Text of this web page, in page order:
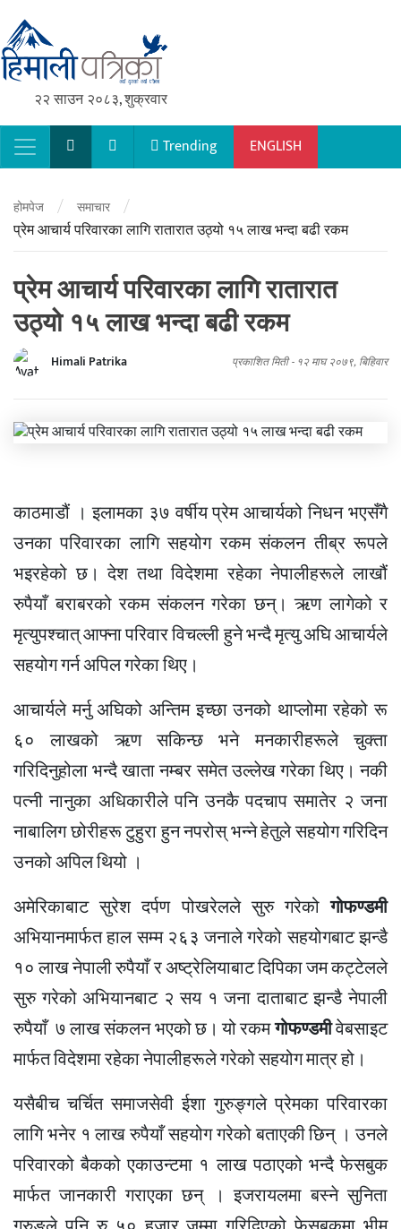
२२ साउन २०८३, शुक्रवार
Main Navigation
Trending ENGLISH
होमपेज / समाचार /
प्रेम आचार्य परिवारका लागि रातारात उठ्यो १५ लाख भन्दा बढी रकम
प्रेम आचार्य परिवारका लागि रातारात
उठ्यो १५ लाख भन्दा बढी रकम
Himali Patrika प्रकाशित मिती - १२ माघ २०७९, बिहिवार
काठमाडौं । इलामका ३७ वर्षीय प्रेम आचार्यको निधन भएसँगै
उनका परिवारका लागि सहयोग रकम संकलनतीब्र रूपले
भइरहेको छ।देश तथाविदेशमा रहेकानेपालीहरूलेलाखौं
रुपैयाँ बराबरको रकम संकलन गरेका छन्। ऋण लागेको र
मृत्युपश्चात्आफ्ना परिवार विचल्ली हुने भन्दै मृत्यु अघि आचार्यले
सहयोग गर्न अपिल गरेका थिए।
आचार्यलेमर्नु अघिको अन्तिमइच्छाउनको थाप्लोमा रहेको रू
६० लाखको ऋण सकिन्छ भने मनकारीहरूले चुक्ता
गरिदिनुहोला भन्दै खाता नम्बर समेत उल्लेख गरेका थिए।नकी
पत्नी नानुका अधिकारीले पनि उनकै पदचाप समातेर २ जना
नाबालिग छोरीहरू टुहुरा हुन नपरोस् भन्नेहेतुलेसहयोग गरिदिन
उनको अपिल थियो ।
अमेरिकाबाट सुरेश दर्पण पोखरेलले सुरु गरेकोगोफण्डमी
अभियानमार्फत हाल सम्म २६३ जनाले गरेको सहयोगबाट झन्डै
१० लाख नेपाली रुपैयाँ र अष्ट्रेलियाबाट दिपिकाजम कट्टेलले
सुरु गरेको अभियानबाट २ सय १ जना दाताबाट झन्डै नेपाली
रुपैयाँ ७ लाख संकलन भएको छ। यो रकमगोफण्डमीवेबसाइट
मार्फत विदेशमा रहेकानेपालीहरूलेगरेको सहयोग मात्र हो।
यसैबीचचर्चित समाजसेवीईशा गुरुङ्गलेप्रेमका परिवारका
लागि भनेर १ लाख रुपैयाँ सहयोग गरेको बताएकी छिन् । उनले
परिवारको बैकको एकाउन्टमा १ लाख पठाएको भन्दै फेसबुक
मार्फत जानकारी गराएका छन् ।इजरायलमाबस्ने सुनिता